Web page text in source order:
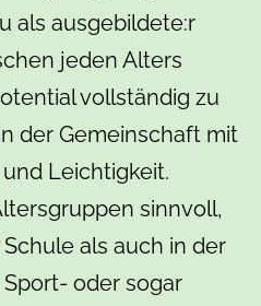
als ausgebildete:r
jeden Alters
vollständig zu
der Gemeinschaft mit
Leichtigkeit.
sinnvoll,
als auch in der
oder sogar